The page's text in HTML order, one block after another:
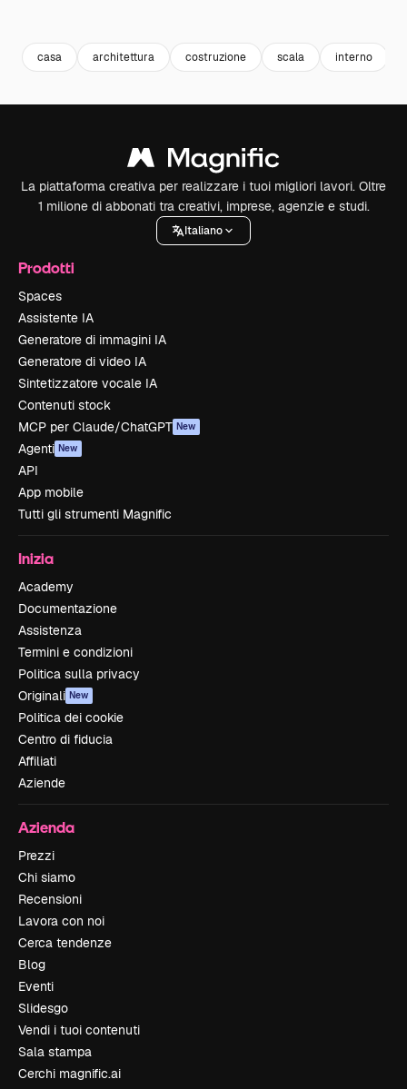
casa architettura costruzione scala interno
La piattaforma creativa per realizzare i tuoi migliori lavori. Oltre
1 milione di abbonati tra creativi, imprese, agenzie e studi.
Italiano
Prodotti
Spaces
Assistente IA
Generatore di immagini IA
Generatore di video IA
Sintetizzatore vocale IA
Contenuti stock
MCP per Claude/ChatGPT New
Agenti New
API
App mobile
Tutti gli strumenti Magnific
Inizia
Academy
Documentazione
Assistenza
Termini e condizioni
Politica sulla privacy
Originali New
Politica dei cookie
Centro di fiducia
Affiliati
Aziende
Azienda
Prezzi
Chi siamo
Recensioni
Lavora con noi
Cerca tendenze
Blog
Eventi
Slidesgo
Vendi i tuoi contenuti
Sala stampa
Cerchi magnific.ai